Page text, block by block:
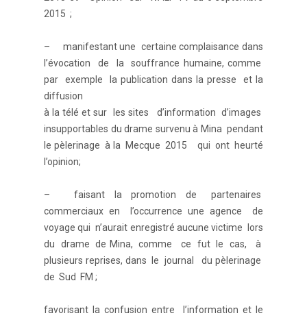
2015 ;
– manifestant une certaine complaisance dans
l’évocation de la souffrance humaine, comme
par exemple la publication dans la presse et la
diffusion
à la télé et sur les sites d’information d’images
insupportables du drame survenu à Mina pendant
le pèlerinage à la Mecque 2015 qui ont heurté
l’opinion;
– faisant la promotion de partenaires
commerciaux en l’occurrence une agence de
voyage qui n’aurait enregistré aucune victime lors
du drame de Mina, comme ce fut le cas, à
plusieurs reprises, dans le journal du pèlerinage
de Sud FM ;
favorisant la confusion entre l’information et le